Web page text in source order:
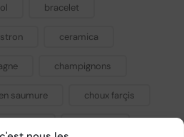
bracelet
ceramica
champignons
saumure choux farçis